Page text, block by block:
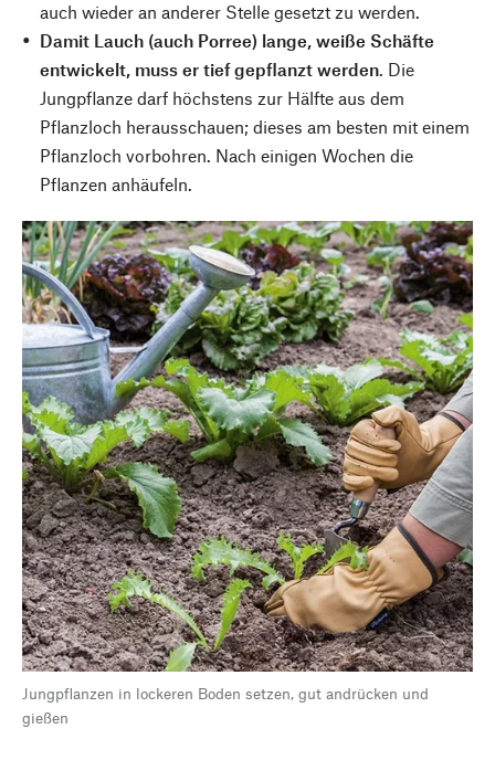
auch wieder an anderer Stelle gesetzt zu werden.
Damit Lauch (auch Porree) lange, weiße Schäfte
entwickelt, muss er tief gepflanzt werden. Die
Jungpflanze darf höchstens zur Hälfte aus dem
Pflanzloch herausschauen; dieses am besten mit einem
Pflanzloch vorbohren. Nach einigen Wochen die
Pflanzen anhäufeln.
Jungpflanzen in lockeren Boden setzen, gut andrücken und
gießen